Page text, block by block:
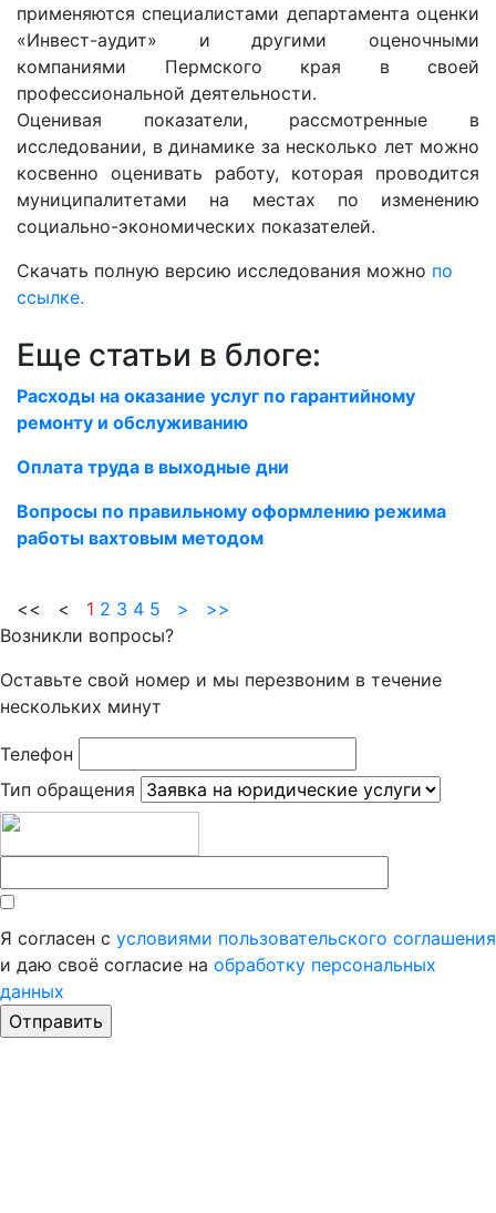
применяются специалистами департамента оценки
«Инвест-аудит» и другими оценочными
компаниями Пермского края в своей
профессиональной деятельности.
Оценивая показатели, рассмотренные в
исследовании, в динамике за несколько лет можно
косвенно оценивать работу, которая проводится
муниципалитетами на местах по изменению
социально-экономических показателей.
Скачать полную версию исследования можно по
ссылке.
Еще статьи в блоге:
Расходы на оказание услуг по гарантийному
ремонту и обслуживанию
Оплата труда в выходные дни
Вопросы по правильному оформлению режима
работы вахтовым методом
<< < 1 2 3 4 5 >
>>
Возникли вопросы?
Оставьте свой номер и мы перезвоним в течение
нескольких минут
Телефон
Тип обращения
Я согласен с условиями пользовательского соглашения
и даю своё согласие на обработку персональных
данных